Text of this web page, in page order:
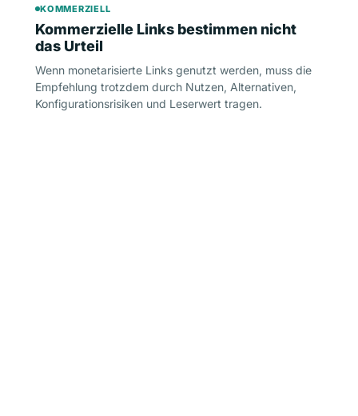
KOMMERZIELL
Kommerzielle Links bestimmen nicht
das Urteil
Wenn monetarisierte Links genutzt werden, muss die
Empfehlung trotzdem durch Nutzen, Alternativen,
Konfigurationsrisiken und Leserwert tragen.